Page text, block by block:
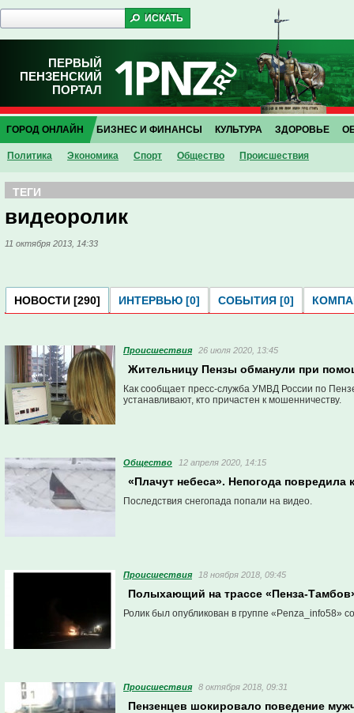
ПЕРВЫЙ
ПЕНЗЕНСКИЙ
ПОРТАЛ
ГОРОД ОНЛАЙН
Политика Экономика Спорт Общество Проиcшествия
БИЗНЕС И ФИНАНСЫ КУЛЬТУРА ЗДОРОВЬЕ
ТЕГИ
видеоролик
11 октября 2013, 14:33
НОВОСТИ [290] ИНТЕРВЬЮ [0] СОБЫТИЯ [0]
Проиcшествия 26 июля 2020, 13:45
Жительницу Пензы обманули при
Как сообщает пресс-служба УМВД России по
устанавливают, кто причастен к мошенничеству.
Общество 12 апреля 2020, 14:15
«Плачут небеса». Непогода
Последствия снегопада попали на видео.
Проиcшествия 18 ноября 2018, 09:45
Полыхающий на трассе «Пенза-
Ролик был опубликован в группе «Penza_info58»
Проиcшествия 8 октября 2018, 09:31
Пензенцев шокировало поведение